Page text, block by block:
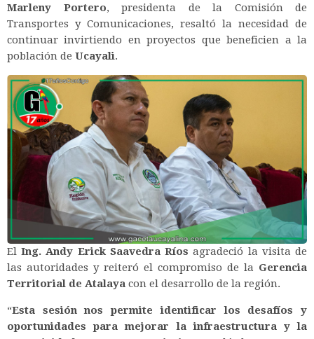
Marleny Portero, presidenta de la Comisión de
Transportes y Comunicaciones, resaltó la necesidad de
continuar invirtiendo en proyectos que beneficien a la
población de Ucayali.
ElIng. Andy Erick Saavedra Ríos agradeció la visita de
las autoridades y reiteró el compromiso de la Gerencia
Territorial de Atalaya con el desarrollo de la región.
“Esta sesión nos permite identificar los desafíos y
oportunidades para mejorar la infraestructura y la